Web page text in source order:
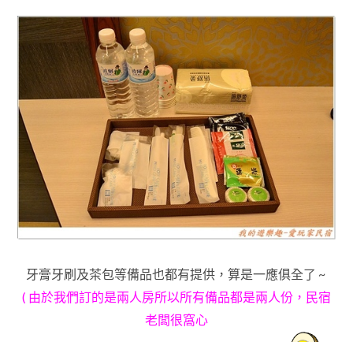
牙膏牙刷及茶包等備品也都有提供， 算是一應俱全了 ~
( 由於我們訂的是兩人房所以所有備品都是兩人份 ，民宿
老闆很窩心